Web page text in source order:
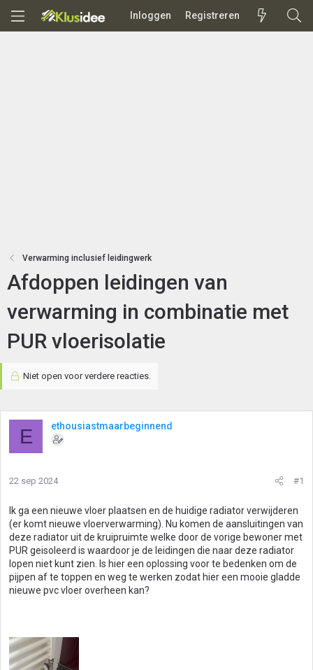
Inloggen Registreren
Verwarming inclusief leidingwerk
Afdoppen leidingen van
verwarming in combinatie met
PUR vloerisolatie
Niet open voor verdere reacties.
E ethousiastmaarbeginnend
22 sep 2024 #1
Ik ga een nieuwe vloer plaatsen en de huidige radiator verwijderen
(er komt nieuwe vloerverwarming). Nu komen de aansluitingen van
deze radiator uit de kruipruimte welke door de vorige bewoner met
PUR geisoleerd is waardoor je de leidingen die naar deze radiator
lopen niet kunt zien. Is hier een oplossing voor te bedenken om de
pijpen af te toppen en weg te werken zodat hier een mooie gladde
nieuwe pvc vloer overheen kan?